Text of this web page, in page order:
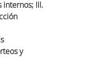
internos; III.
y